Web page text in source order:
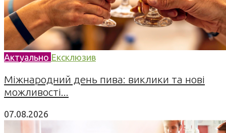
Актуально Ексклюзив
Міжнародний день пива: виклики та нові
можливості...
07.08.2026